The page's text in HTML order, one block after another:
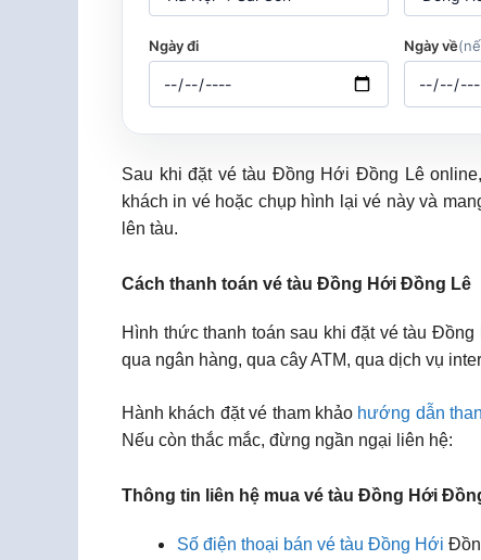
Ngày đi Ngày về
Sau khi đặt vé tàu Đồng Hới Đồng Lê
khách in vé hoặc chụp hình lại vé này và
lên tàu.
Cách thanh toán vé tàu Đồng Hới Đồng Lê
Hình thức thanh toán sau khi đặt vé tàu
qua ngân hàng, qua cây ATM, qua dịch vụ
Hành khách đặt vé tham khảo hướng dẫn
Nếu còn thắc mắc, đừng ngần ngại liên hệ:
Thông tin liên hệ mua vé tàu Đồng Hới
Số điện thoại bán vé tàu Đồng Hới